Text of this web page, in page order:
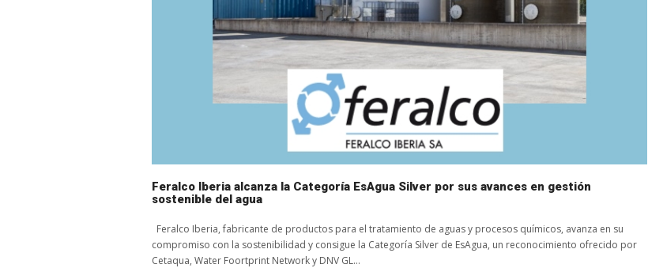
Feralco Iberia alcanza la Categoría EsAgua Silver por sus avances en gestión
sostenible del agua
Feralco Iberia, fabricante de productos para el tratamiento de aguas y procesos químicos, avanza en su
compromiso con la sostenibilidad y consigue la Categoría Silver de EsAgua, un reconocimiento ofrecido por
Cetaqua, Water Foortprint Network y DNV GL...